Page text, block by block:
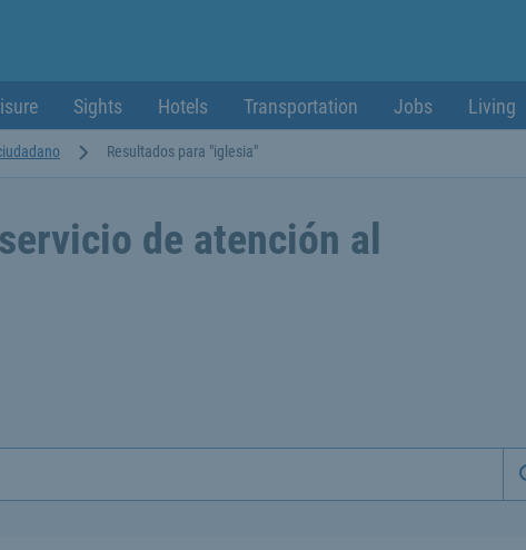
Sights Hotels Transportation Jobs Living
Resultados para "iglesia"
de atención al